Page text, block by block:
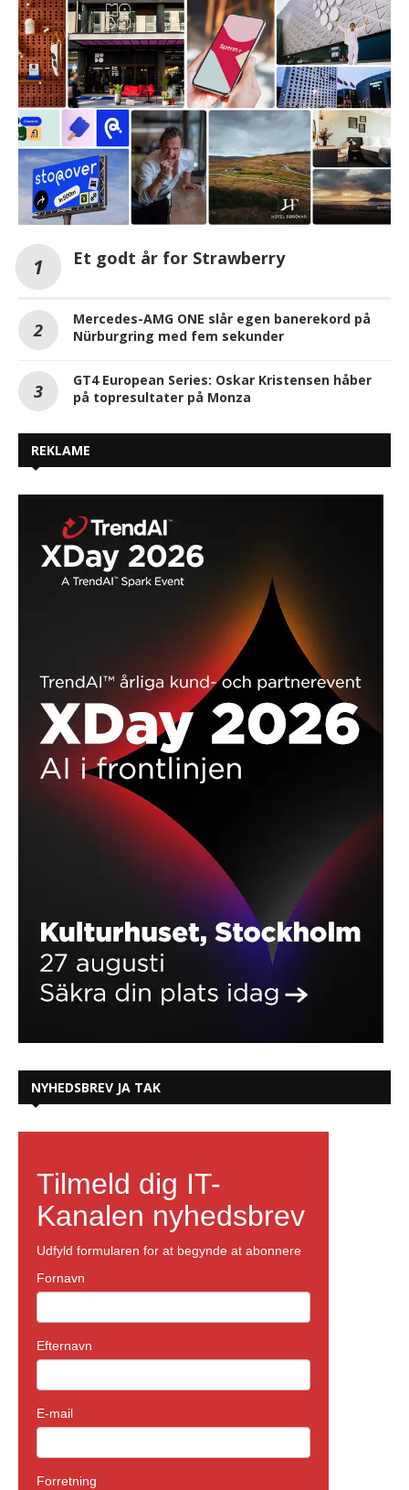
Et godt år for Strawberry
Mercedes-AMG ONE slår egen banerekord på
Nürburgring med fem sekunder
GT4 European Series: Oskar Kristensen håber
på topresultater på Monza
REKLAME
NYHEDSBREV JA TAK